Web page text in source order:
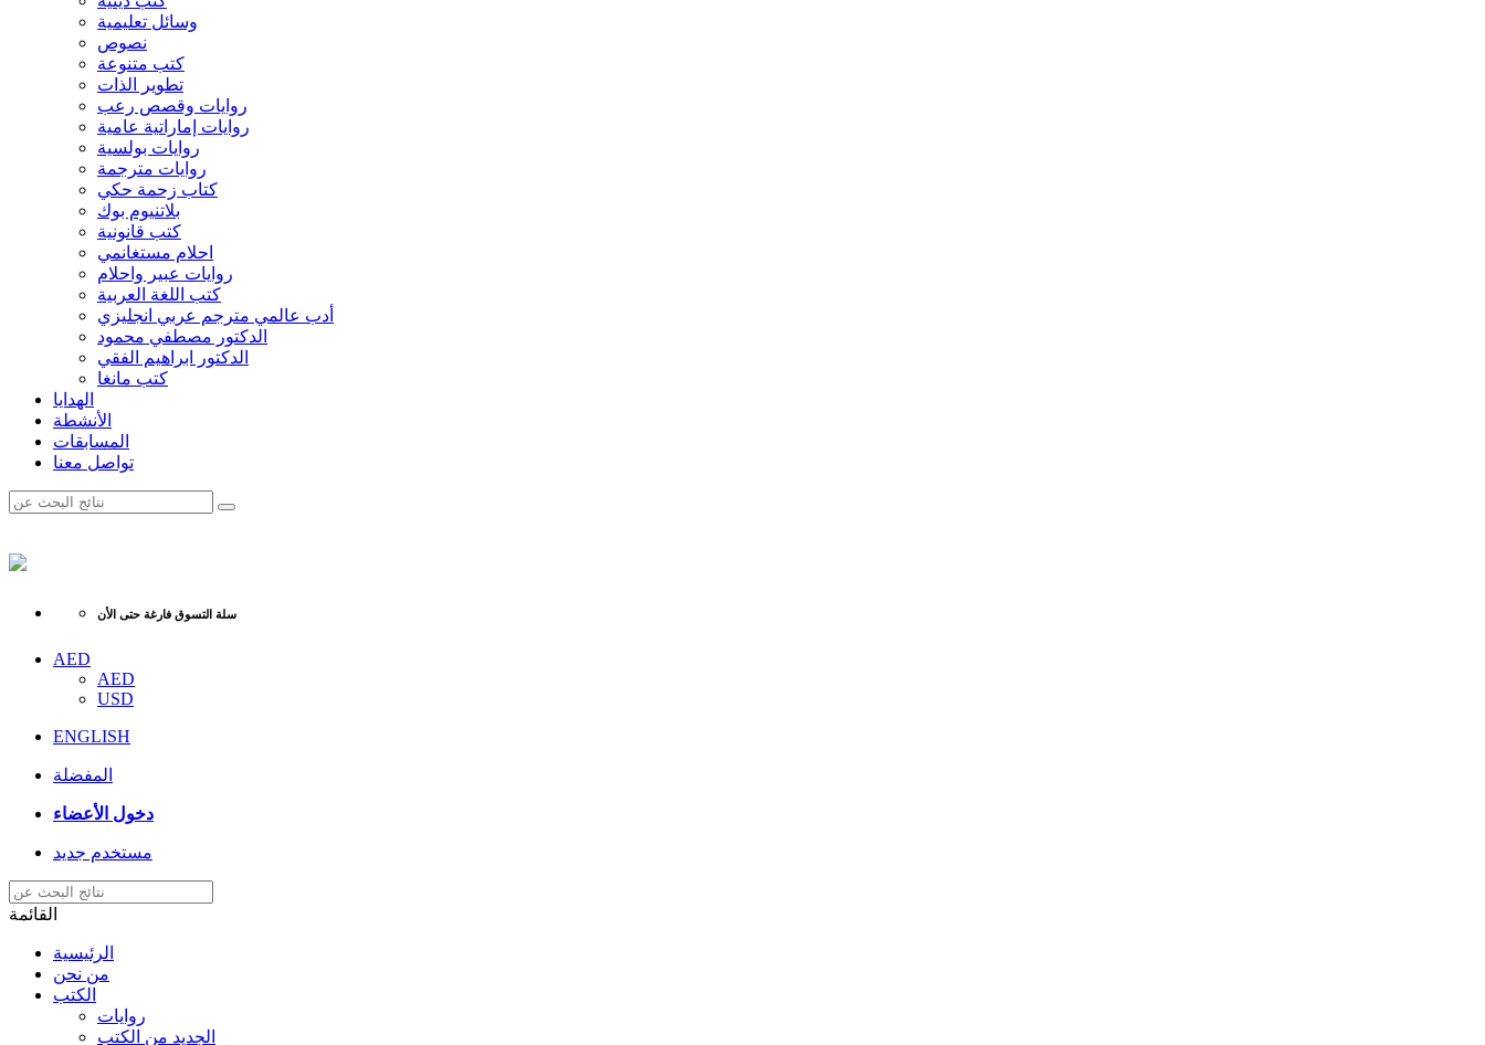
وسائل تعليمية
نصوص
كتب متنوعة
تطوير الذات
روايات وقصص رعب
روايات إماراتية عامية
روايات بولسية
روايات مترجمة
كتاب زحمة حكي
بلاتنيوم بوك
كتب قانونية
احلام مستغانمي
روايات عبير واحلام
كتب اللغة العربية
أدب عالمي مترجم عربي انجليزي
الدكتور مصطفي محمود
الدكتور ابراهيم الفقي
كتب مانغا
الهدايا
الأنشطة
المسابقات
تواصل معنا
سلة التسوق فارغة حتى الأن
AED
AED
USD
ENGLISH
المفضلة
دخول الأعضاء
مستخدم جديد
القائمة
الرئيسية
من نحن
الكتب
روايات
الجديد من الكتب